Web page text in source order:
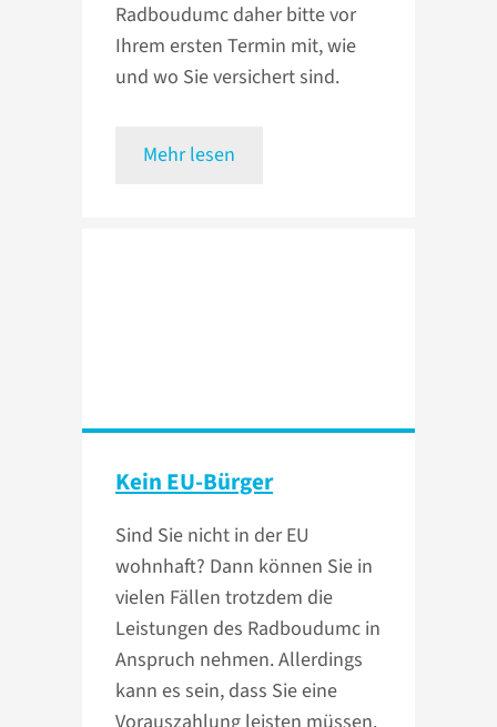
Radboudumc daher bitte vor
Ihrem ersten Termin mit, wie
und wo Sie versichert sind.
Mehr lesen
Kein EU-Bürger
Sind Sie nicht in der EU
wohnhaft? Dann können Sie in
vielen Fällen trotzdem die
Leistungen des Radboudumc in
Anspruch nehmen. Allerdings
kann es sein, dass Sie eine